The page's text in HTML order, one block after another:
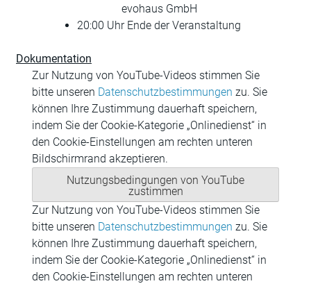
evohaus GmbH
20:00 Uhr Ende der Veranstaltung
Dokumentation
Zur Nutzung von YouTube-Videos stimmen Sie
bitte unseren Datenschutzbestimmungen zu. Sie
können Ihre Zustimmung dauerhaft speichern,
indem Sie der Cookie-Kategorie „Onlinedienst“ in
den Cookie-Einstellungen am rechten unteren
Bildschirmrand akzeptieren.
Nutzungsbedingungen von YouTube
zustimmen
Zur Nutzung von YouTube-Videos stimmen Sie
bitte unseren Datenschutzbestimmungen zu. Sie
können Ihre Zustimmung dauerhaft speichern,
indem Sie der Cookie-Kategorie „Onlinedienst“ in
den Cookie-Einstellungen am rechten unteren